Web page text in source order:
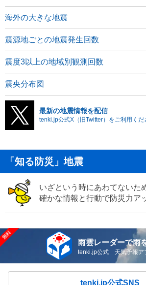
海外の大きな地震
震源地ごとの地震発生回数
震度3以上の地域別観測回数
震央分布図
最新の地震情報を配信
tenki.jp公式X（旧Twitter）をご利用くだ
「知る防災」地震
いざという時にあわてないた
確かな情報と行動で防災力ア
雨雲レーダーで雨
tenki.jp公式 天気予報ア
tenki.jp公式SNS